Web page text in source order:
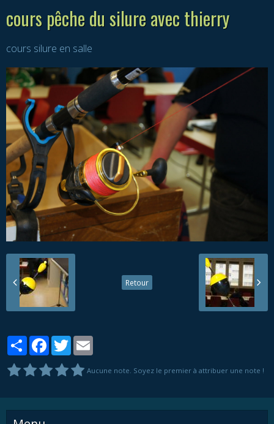
cours pêche du silure avec thierry
cours silure en salle
Retour
PartagerFacebook
Twitter
Aucune note. Soyez le premier à attribuer une note !